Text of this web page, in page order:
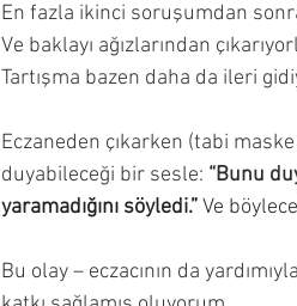
En fazla ikinci soruşumdan
Ve baklayı ağızlarından
Tartışma bazen daha da ileri
Eczaneden çıkarken (tabi
duyabileceği bir sesle: “Bunu
yaramadığını söyledi.” Ve
Bu olay – eczacının da